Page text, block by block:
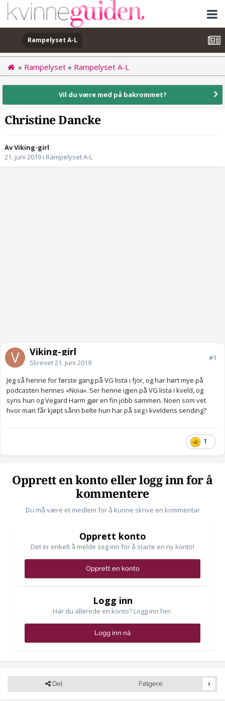
Rampelyset A-L
» Rampelyset » Rampelyset A-L
Vil du være med på bakrommet?
Christine Dancke
Av Viking-girl
21. juni 2019 i Rampelyset A-L
Viking-girl
Skrevet21. juni 2019
#1
Jeg så henne for første gang på VG lista i fjor, og har hørt mye på
podcasten hennes «Noia». Ser henne igjen på VG lista i kveld, og
syns hun og Vegard Harm gjør en fin jobb sammen. Noen som vet
hvor man får kjøpt sånn belte hun har på seg i kveldens sending?
1
Opprett en konto eller logg inn for å
kommentere
Du må være et medlem for å kunne skrive en kommentar
Opprett konto
Det er enkelt å melde seg inn for å starte en ny konto!
Opprett en konto
Logg inn
Har du allerede en konto? Logg inn her.
Logg inn nå
Del Følgere 1